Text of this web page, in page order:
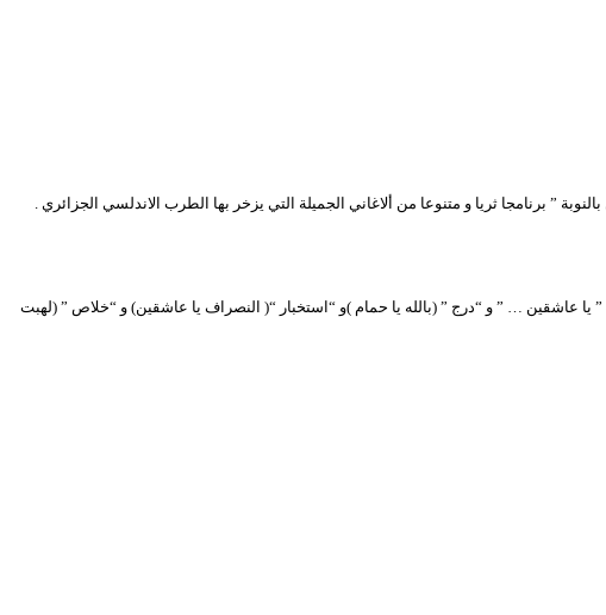
يا عاشقين … ” و “درج ” (بالله يا حمام )و “استخبار “( النصراف يا عاشقين) و “خلاص ” (لهبت